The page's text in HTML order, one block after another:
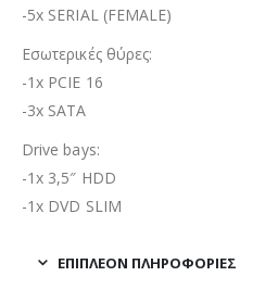
-5x SERIAL (FEMALE)
Εσωτερικές θύρες:
-1x PCIE 16
-3x SATA
Drive bays:
-1x 3,5″ HDD
-1x DVD SLIM
ΕΠΙΠΛΈΟΝ ΠΛΗΡΟΦΟΡΊΕΣ